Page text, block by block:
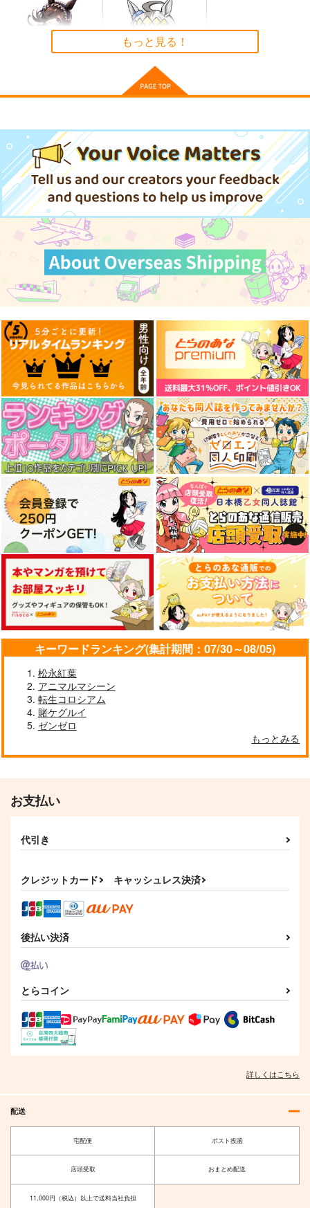
ウマ娘 メジロアルダ
ン 防水ステッカー
（税込）
カート
サンプル
作品詳細
サンプル
作品詳細 作品詳細
陰キャちゃん総長にさ
れる番外編
紫野原
（税込）
サンプル
作品詳細
カンプグルッペ黒森峰
四等兵と愉快な仲間た
ち
700円 （税込）
逸見エリカ
作品詳細
ボロディンJr奮戦記４
市蔵文庫
1,100 （税込）
ヴィクトール・ボロディ
ン
サンプル
作品詳細
朝食は8時のカフェで
バラノトゲトリ
472円
サンプル
作品詳細
コパン
440円（税込）
ウマ娘 プリティーダービー
ライスシャワー
サンプル
カート
440円（税込）
ウマ娘 プリティーダービー
オグリキャップ
サンプル
もっと見る！
キーワードランキング(集計期間：07/30～08/05)
松永紅葉
アニマルマシーン
転生コロシアム
賭ケグルイ
ゼンゼロ
もっとみる
お支払い
代引き
クレジットカード キャッシュレス決済
後払い決済
とらコイン
詳しくはこちら
配送
宅配便 ポスト投函
店頭受取 おまとめ配送
11,000円（税込）以上で送料当社負担